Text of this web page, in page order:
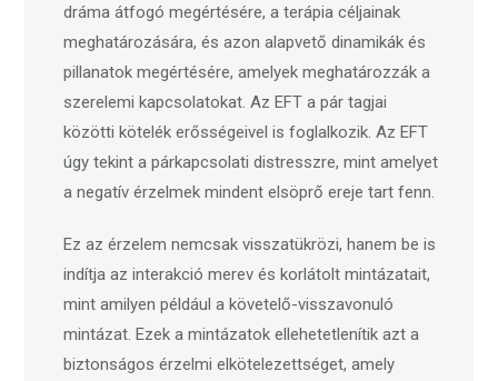
dráma átfogó megértésére, a terápia céljainak
meghatározására, és azon alapvető dinamikák és
pillanatok megértésére, amelyek meghatározzák a
szerelemi kapcsolatokat. Az EFT a pár tagjai
közötti kötelék erősségeivel is foglalkozik. Az EFT
úgy tekint a párkapcsolati distresszre, mint amelyet
a negatív érzelmek mindent elsöprő ereje tart fenn.
Ez az érzelem nemcsak visszatükrözi, hanem be is
indítja az interakció merev és korlátolt mintázatait,
mint amilyen például a követelő-visszavonuló
mintázat. Ezek a mintázatok ellehetetlenítik azt a
biztonságos érzelmi elkötelezettséget, amely